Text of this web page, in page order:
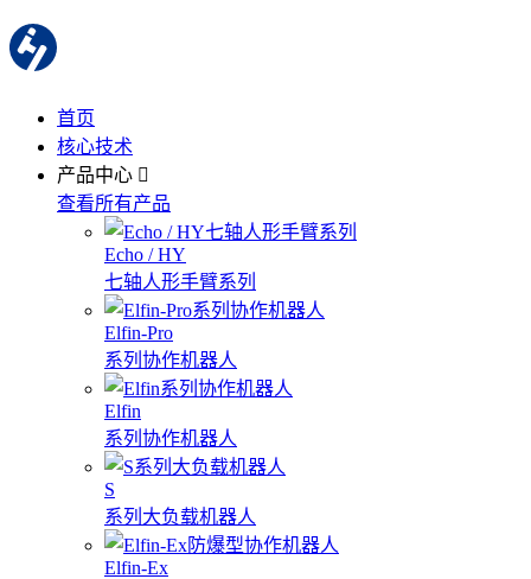
首页
核心技术
产品中心
查看所有产品
Echo / HY
七轴人形手臂系列
Elfin-Pro
系列协作机器人
Elfin
系列协作机器人
S
系列大负载机器人
Elfin-Ex